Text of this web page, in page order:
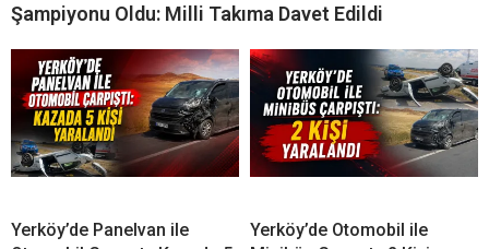
Şampiyonu Oldu: Milli Takıma Davet Edildi
Yerköy’de Panelvan ile
Yerköy’de Otomobil ile